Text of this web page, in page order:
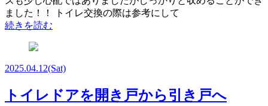
ました！！ トイレ交換の際は参考にして
続きを読む
2025.04.12(Sat)
トイレドアを開き戸から引き戸へ